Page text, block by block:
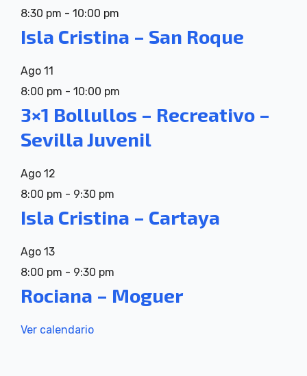
8:30 pm - 10:00 pm
Isla Cristina – San Roque
Ago 11
8:00 pm - 10:00 pm
3×1 Bollullos – Recreativo –
Sevilla Juvenil
Ago 12
8:00 pm - 9:30 pm
Isla Cristina – Cartaya
Ago 13
8:00 pm - 9:30 pm
Rociana – Moguer
Ver calendario